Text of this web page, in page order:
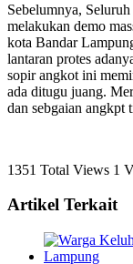
Sebelumnya,
melakukan demo
kota Bandar
lantaran protes
sopir angkot ini
ada ditugu juang.
dan sebgaian angkpt
1351 Total Views 1
Artikel Terkait